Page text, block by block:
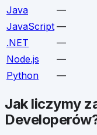
Java
—
JavaScript —
.NET
—
Node.js
—
Python
—
Jak liczymy
Developerów